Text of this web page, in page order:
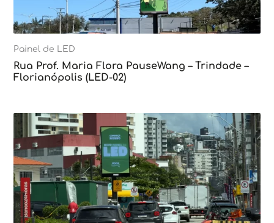
Painel de LED
Rua Prof. Maria Flora PauseWang – Trindade –
Florianópolis (LED-02)